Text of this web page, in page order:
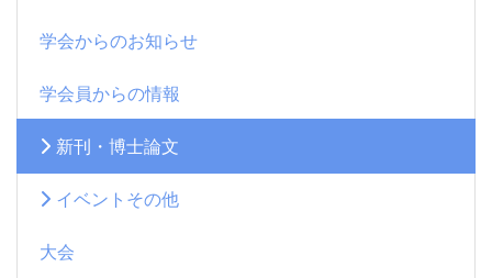
学会からのお知らせ
学会員からの情報
新刊・博士論文
イベントその他
大会